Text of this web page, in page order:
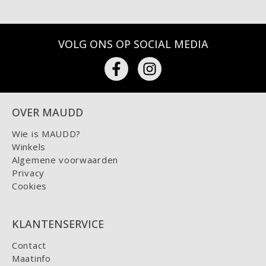
VOLG ONS OP SOCIAL MEDIA
OVER MAUDD
Wie is MAUDD?
Winkels
Algemene voorwaarden
Privacy
Cookies
KLANTENSERVICE
Contact
Maatinfo